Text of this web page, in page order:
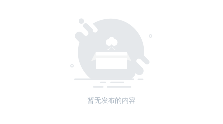
暂无发布的内容